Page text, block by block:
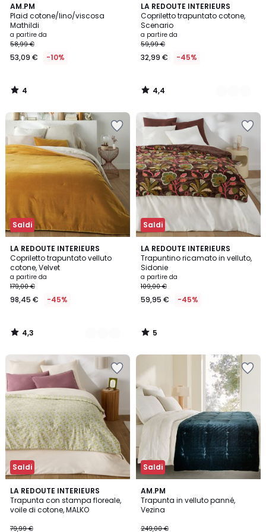
AM.PM
Plaid cotone/lino/viscosa
Mathildi
a partire da
58,99 €
53,09 € -10%
4
/
5
4
/
LA REDOUTE INTERIEURS
Copriletto trapuntato cotone,
Scenario
a partire da
59,99 €
32,99 € -45%
4,4
/ 5
9
Colori
4,4
/
Saldi
LA REDOUTE INTERIEURS
Copriletto trapuntato velluto
cotone, Velvet
a partire da
179,00 €
98,45 € -45%
4,3
/ 5
7
Colori
4,3
/
Saldi
LA REDOUTE INTERIEURS
Trapuntino ricamato in velluto,
Sidonie
a partire da
109,00 €
59,95 € -45%
5
/
5
5
/
Saldi
LA REDOUTE INTERIEURS
Trapunta con stampa floreale,
voile di cotone, MALKO
79,99 €
Saldi
AM.PM
Trapunta in velluto panné,
Vezina
249,00 €
5
/
5
5
Colori